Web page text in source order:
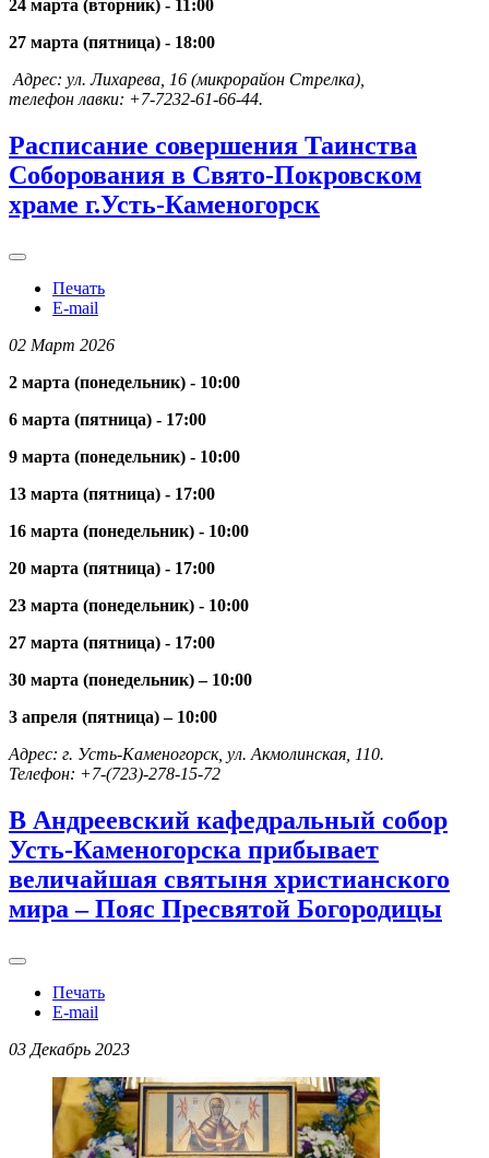
24 марта (вторник) - 11:00
27 марта (пятница) - 18:00
Адрес: ул. Лихарева, 16 (микрорайон Стрелка),
телефон лавки: +7-7232-61-66-44.
Расписание совершения Таинства
Соборования в Свято-Покровском
храме г.Усть-Каменогорск
Печать
E-mail
02 Март 2026
2 марта (понедельник) - 10:00
6 марта (пятница) - 17:00
9 марта (понедельник) - 10:00
13 марта (пятница) - 17:00
16 марта (понедельник) - 10:00
20 марта (пятница) - 17:00
23 марта (понедельник) - 10:00
27 марта (пятница) - 17:00
30 марта (понедельник) – 10:00
3 апреля (пятница) – 10:00
Адрес: г. Усть-Каменогорск, ул. Акмолинская, 110.
Телефон: +7-(723)-278-15-72
В Андреевский кафедральный собор
Усть-Каменогорска прибывает
величайшая святыня христианского
мира – Пояс Пресвятой Богородицы
Печать
E-mail
03 Декабрь 2023